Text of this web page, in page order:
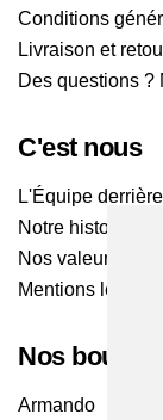
Conditions
Livraison et
Des questions ?
C'est nous
L'Équipe
Notre histoire
Nos valeurs
Mentions légales
Nos
Armando